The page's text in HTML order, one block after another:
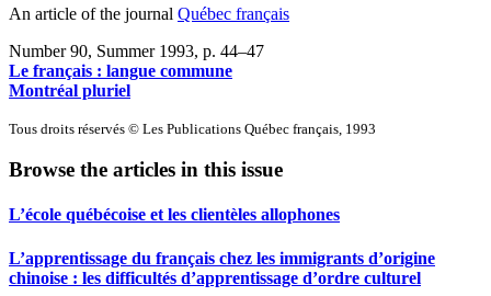
An article of the journal Québec français
Number 90, Summer 1993, p. 44–47
Le français : langue commune
Montréal pluriel
Tous droits réservés © Les Publications Québec français, 1993
Browse the articles in this issue
L’école québécoise et les clientèles allophones
L’apprentissage du français chez les immigrants d’origine
chinoise : les difficultés d’apprentissage d’ordre culturel